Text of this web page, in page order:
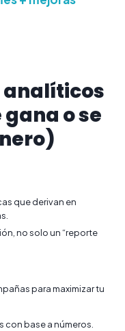
analíticos
o se
que derivan en
no solo un “reporte
para maximizar tu
con base a números.